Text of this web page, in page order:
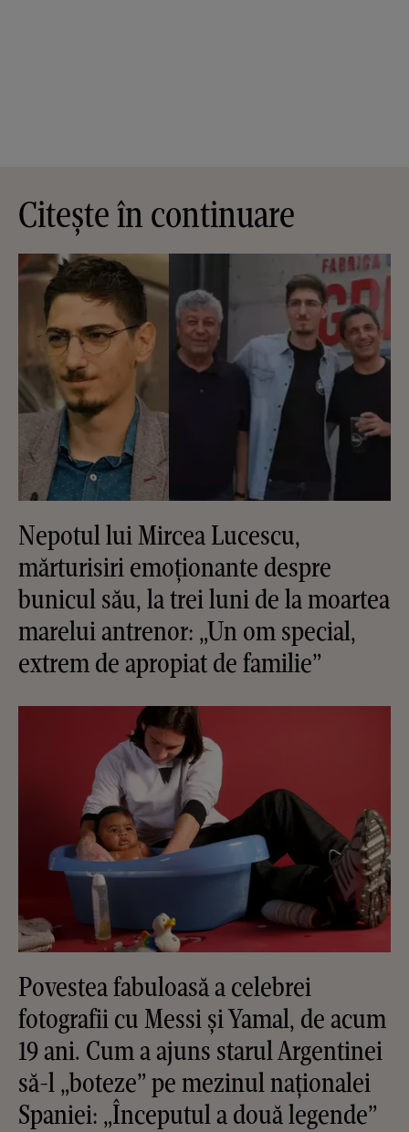
Citește în continuare
Nepotul lui Mircea Lucescu,
mărturisiri emoționante despre
bunicul său, la trei luni de la moartea
marelui antrenor: „Un om special,
extrem de apropiat de familie”
Povestea fabuloasă a celebrei
fotografii cu Messi și Yamal, de acum
19 ani. Cum a ajuns starul Argentinei
să-l „boteze” pe mezinul naționalei
Spaniei: „Începutul a două legende”